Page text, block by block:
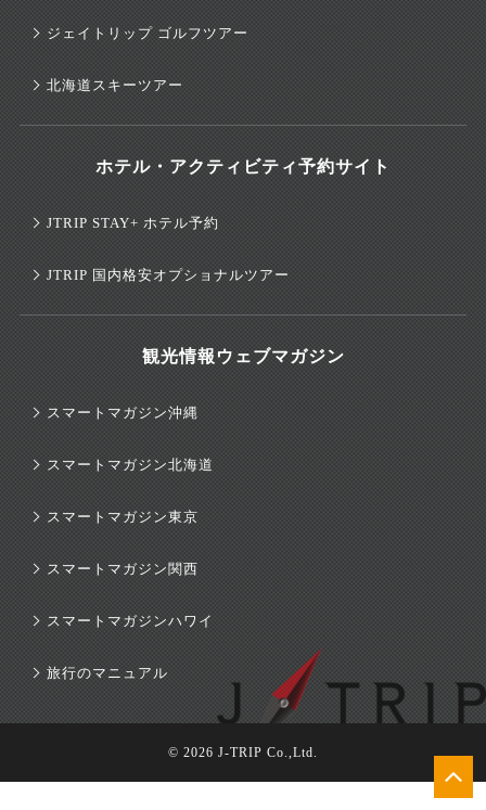
ジェイトリップ ゴルフツアー
北海道スキーツアー
ホテル・アクティビティ予約サイト
JTRIP STAY+ ホテル予約
JTRIP 国内格安オプショナルツアー
観光情報ウェブマガジン
スマートマガジン沖縄
スマートマガジン北海道
スマートマガジン東京
スマートマガジン関西
スマートマガジンハワイ
旅行のマニュアル
© 2026 J-TRIP Co.,Ltd.